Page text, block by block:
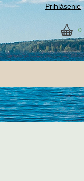
Prihlásenie
0